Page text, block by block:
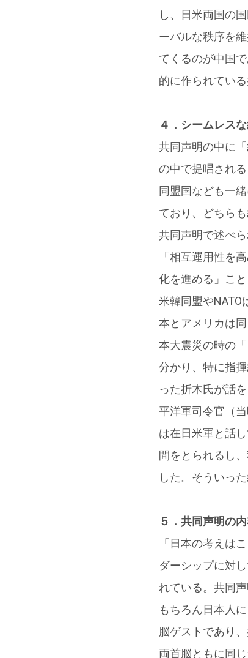
し、日米両国の
ーバルな秩序を
てくるのが中国
的に作られてい
４．シームレス
共同声明の中に
の中で提唱され
同盟国なども一
ており、どちら
共同声明で述べ
「相互運用性を
化を進める」こ
米韓同盟やNATO
本とアメリカは
本大震災の時の
分かり、特に指
った折木氏が話
平洋軍司令官（
は在日米軍と話
間をとられるし
した。そういっ
５．共同声明の
「日本の考えは
ダーシップに対
れている。共同
もちろん日本人
脳ゲストであり
両首脳ともに同